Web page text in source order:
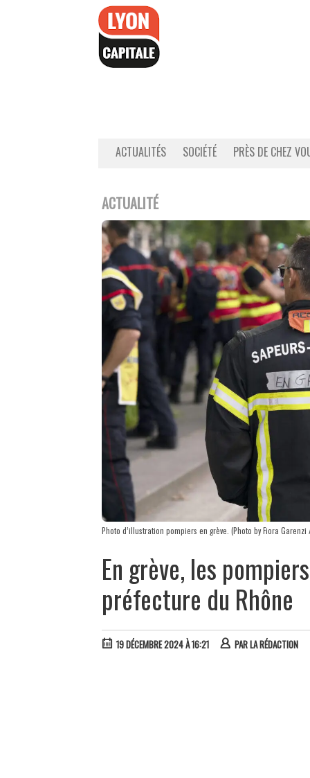
ACTUALITÉS SOCIÉTÉ PRÈS DE CHEZ
ACTUALITÉ
Photo d’illustration pompiers en grève. (Photo by Fiora Garenzi
En grève, les
préfecture du Rhône
19 DÉCEMBRE 2024 À 16:21 PARLA RÉDACTION